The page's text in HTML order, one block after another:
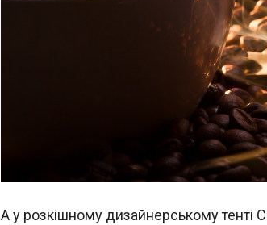
А у розкішному дизайнерському